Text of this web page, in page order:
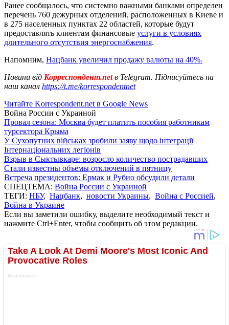
Ранее сообщалось, что системно важными банками определен
перечень 760 дежурных отделений, расположенных в Киеве и
в 275 населенных пунктах 22 областей, которые будут
предоставлять клиентам финансовые услуги в условиях
длительного отсутствия энергоснабжения.
Напомним, Нацбанк увеличил продажу валюты на 40%.
Новини від Корреспондент.netв Telegram. Підписуйтесь на
наш канал https://t.me/korrespondentnet
Читайте Korrespondent.net в Google News
Война России с Украиной
Провал сезона: Москва будет платить пособия работникам
турсектора Крыма
У Сухопутних військах зробили заяву щодо інтеграції
Інтернаціональних легіонів
Взрыв в Сыктывкаре: возросло количество пострадавших
Стали известны объемы отключений в пятницу
Встреча президентов: Ермак и Рубио обсудили детали
СПЕЦТЕМА: Война России с Украиной
ТЕГИ: НБУ, Нацбанк, новости Украины, Война с Россией,
Война в Украине
Если вы заметили ошибку, выделите необходимый текст и
нажмите Ctrl+Enter, чтобы сообщить об этом редакции.